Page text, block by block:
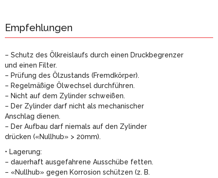
Empfehlungen
– Schutz des Ölkreislaufs durch einen Druckbegrenzer
und einen Filter.
– Prüfung des Ölzustands (Fremdkörper).
– Regelmäßige Ölwechsel durchführen.
– Nicht auf dem Zylinder schweißen.
– Der Zylinder darf nicht als mechanischer
Anschlag dienen.
– Der Aufbau darf niemals auf den Zylinder
drücken («Nullhub» > 20mm).
• Lagerung:
– dauerhaft ausgefahrene Ausschübe fetten.
– «Nullhub» gegen Korrosion schützen (z. B.